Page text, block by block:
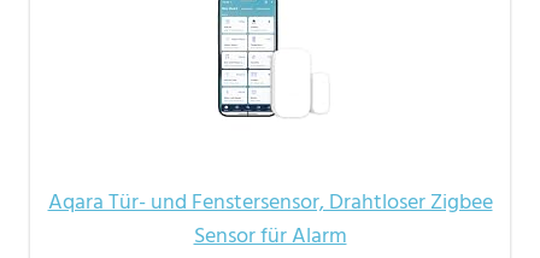
Aqara Tür- und Fenstersensor, Drahtloser Zigbee
Sensor für Alarm